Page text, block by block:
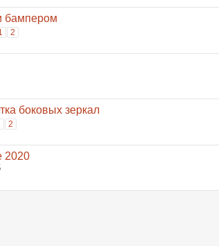
бампером
2
боковых зеркал
2
2020